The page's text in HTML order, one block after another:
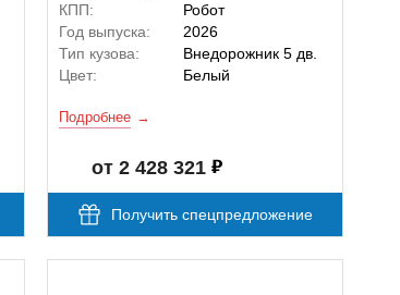
КПП:
Робот
Год выпуска:
2026
Тип кузова:
Внедорожник 5 дв.
Цвет:
Белый
Подробнее
от 2 428 321
Получить спецпредложение